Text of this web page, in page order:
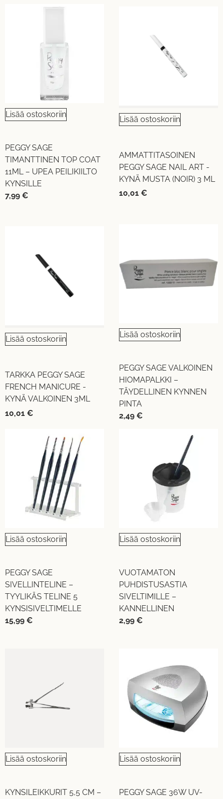
Lisää ostoskoriin
PEGGY SAGE
TIMANTTINEN TOP COAT
11ML – UPEA PEILIKIILTO
KYNSILLE
7,99 €
Lisää ostoskoriin
AMMATTITASOINEN
PEGGY SAGE NAIL ART -
KYNÄ MUSTA (NOIR) 3 ML
10,01 €
Lisää ostoskoriin
TARKKA PEGGY SAGE
FRENCH MANICURE -
KYNÄ VALKOINEN 3ML
10,01 €
Lisää ostoskoriin
PEGGY SAGE VALKOINEN
HIOMAPALKKI –
TÄYDELLINEN KYNNEN
PINTA
2,49 €
Lisää ostoskoriin
PEGGY SAGE
SIVELLINTELINE –
TYYLIKÄS TELINE 5
KYNSISIVELTIMELLE
15,99 €
Lisää ostoskoriin
VUOTAMATON
PUHDISTUSASTIA
SIVELTIMILLE –
KANNELLINEN
2,99 €
Lisää ostoskoriin
KYNSILEIKKURIT 5,5 CM –
Lisää ostoskoriin
PEGGY SAGE 36W UV-